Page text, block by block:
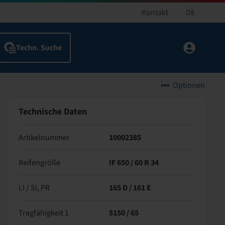
Kontakt DE
Optionen
Technische Daten
Artikelnummer 10002385
Reifengröße IF 650 / 60 R 34
LI / SI, PR 165 D / 161 E
Tragfähigkeit 1 5150 / 65